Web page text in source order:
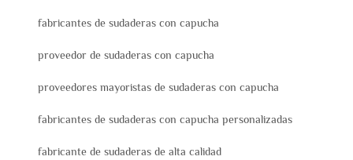
fabricantes de sudaderas con capucha
proveedor de sudaderas con capucha
proveedores mayoristas de sudaderas con capucha
fabricantes de sudaderas con capucha personalizadas
fabricante de sudaderas de alta calidad